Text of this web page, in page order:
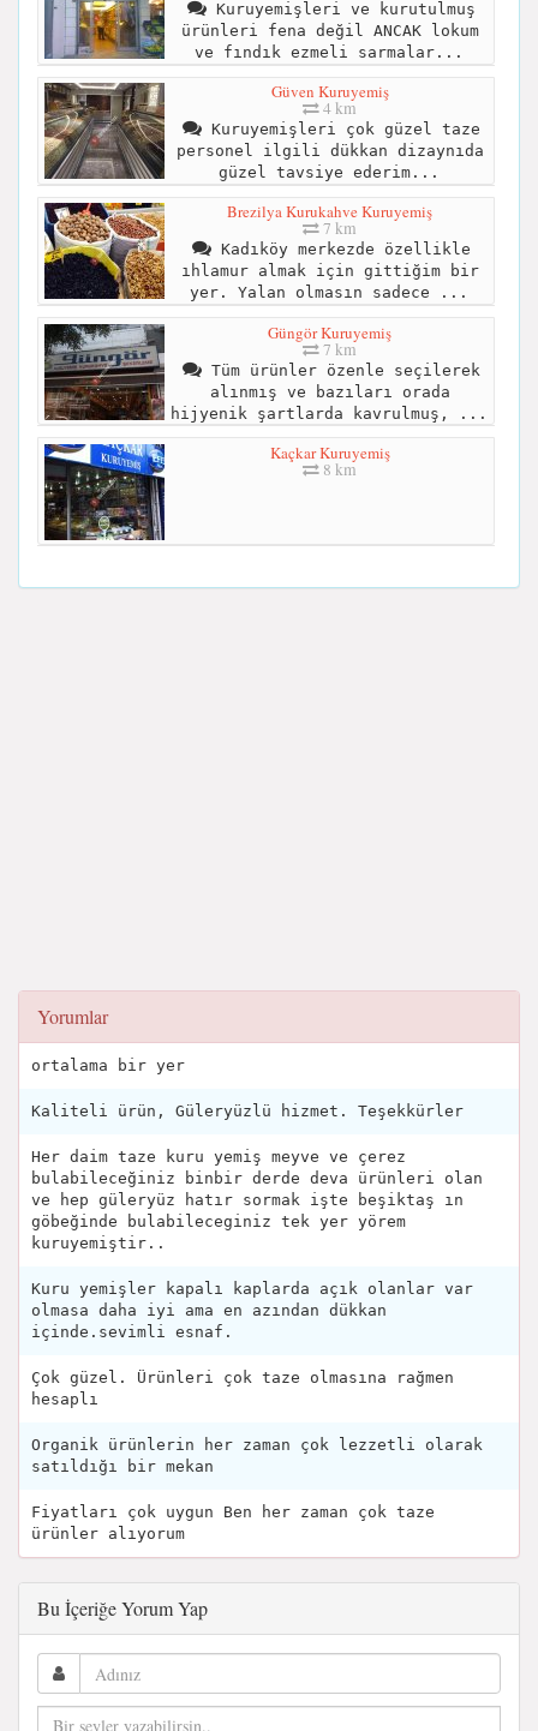
Kuruyemişleri ve kurutulmuş
ürünleri fena değil ANCAK lokum
ve fındık ezmeli sarmalar...
Güven Kuruyemiş
4 km
Kuruyemişleri çok güzel taze
personel ilgili dükkan dizaynıda
güzel tavsiye ederim...
Brezilya Kurukahve Kuruyemiş
7 km
Kadıköy merkezde özellikle
ıhlamur almak için gittiğim bir
yer. Yalan olmasın sadece ...
Güngör Kuruyemiş
7 km
Tüm ürünler özenle seçilerek
alınmış ve bazıları orada
hijyenik şartlarda kavrulmuş, ...
Kaçkar Kuruyemiş
8 km
Yorumlar
ortalama bir yer
Kaliteli ürün, Güleryüzlü hizmet. Teşekkürler
Her daim taze kuru yemiş meyve ve çerez
bulabileceğiniz binbir derde deva ürünleri olan
ve hep güleryüz hatır sormak işte beşiktaş ın
göbeğinde bulabileceginiz tek yer yörem
kuruyemiştir..
Kuru yemişler kapalı kaplarda açık olanlar var
olmasa daha iyi ama en azından dükkan
içinde.sevimli esnaf.
Çok güzel. Ürünleri çok taze olmasına rağmen
hesaplı
Organik ürünlerin her zaman çok lezzetli olarak
satıldığı bir mekan
Fiyatları çok uygun Ben her zaman çok taze
ürünler alıyorum
Bu İçeriğe Yorum Yap